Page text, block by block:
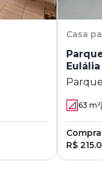
Casa
Eulália
63 m²
R$